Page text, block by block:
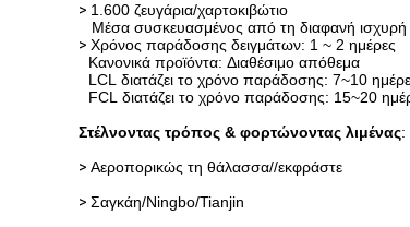
> 1.600 ζευγάρια/χαρτοκιβώτιο
Μέσα συσκευασμένος από τη διαφανή ισχυρή
> Χρόνος παράδοσης δειγμάτων: 1 ~ 2 ημέρες
Κανονικά προϊόντα: Διαθέσιμο απόθεμα
LCL διατάζει το χρόνο παράδοσης: 7~10
FCL διατάζει το χρόνο παράδοσης: 15~20
Στέλνοντας τρόπος & φορτώνοντας λιμένας:
> Αεροπορικώς τη θάλασσα//εκφράστε
> Σαγκάη/Ningbo/Tianjin